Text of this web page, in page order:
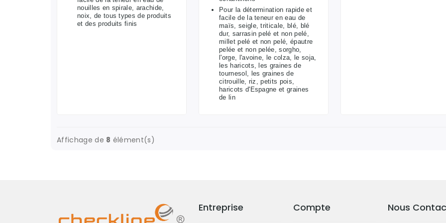
nouilles en spirale, arachide,
noix, de tous types de produits
et des produits finis
Pour la détermination rapide et
facile de la teneur en eau de
maïs, seigle, triticale, blé, blé
dur, sarrasin pelé et non pelé,
millet pelé et non pelé, épautre
pelée et non pelée, sorgho,
l'orge, l'avoine, le colza, le soja,
les haricots, les graines de
tournesol, les graines de
citrouille, riz, petits pois,
haricots d'Espagne et graines
de lin
Affichage de 8 élément(s)
Entreprise Compte Nous